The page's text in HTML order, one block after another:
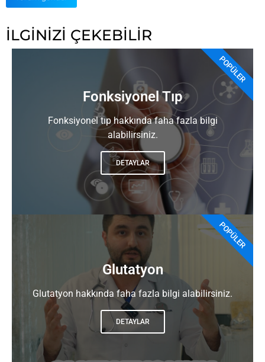
İLGİNİZİ ÇEKEBİLİR
Glutatyon
Glutatyon hakkında faha fazla bilgi alabilirsiniz.
DETAYLAR
POPÜLER
Fonksiyonel Tıp
Fonksiyonel tıp hakkında faha fazla bilgi
alabilirsiniz.
DETAYLAR
POPÜLER